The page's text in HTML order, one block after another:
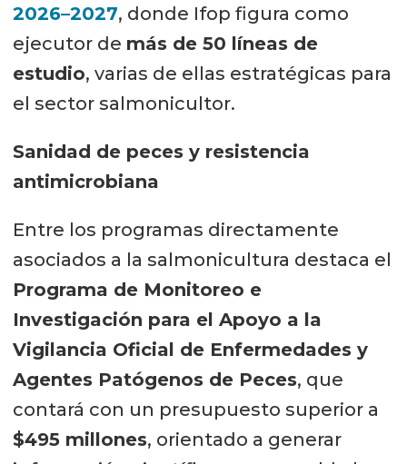
2026–2027, donde Ifop figura como
ejecutor de más de 50 líneas de
estudio, varias de ellas estratégicas para
el sector salmonicultor.
Sanidad de peces y resistencia
antimicrobiana
Entre los programas directamente
asociados a la salmonicultura destaca el
Programa de Monitoreo e
Investigación para el Apoyo a la
Vigilancia Oficial de Enfermedades y
Agentes Patógenos de Peces, que
contará con un presupuesto superior a
$495 millones, orientado a generar